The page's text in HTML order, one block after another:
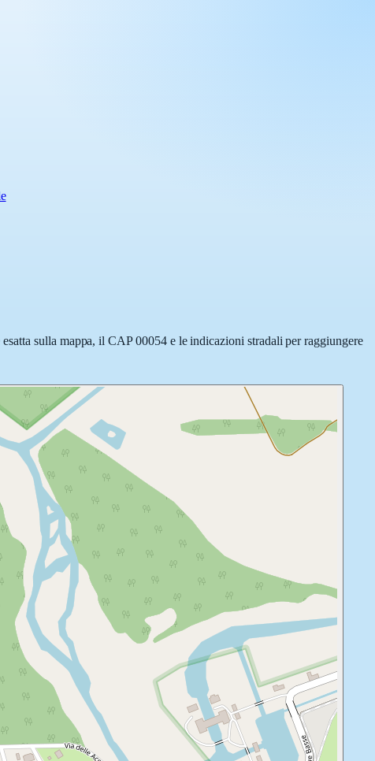
sulla mappa, il CAP 00054 e le indicazioni stradali per raggiungere